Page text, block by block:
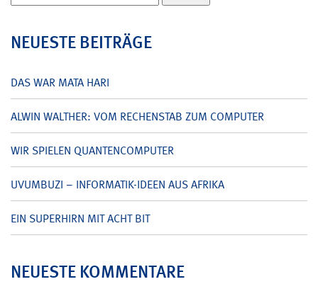
nach:
NEUESTE BEITRÄGE
DAS WAR MATA HARI
ALWIN WALTHER: VOM RECHENSTAB ZUM COMPUTER
WIR SPIELEN QUANTENCOMPUTER
UVUMBUZI – INFORMATIK-IDEEN AUS AFRIKA
EIN SUPERHIRN MIT ACHT BIT
NEUESTE KOMMENTARE